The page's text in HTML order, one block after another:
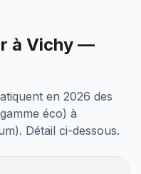
à Vichy —
en 2026 des
éco) à
Détail ci-dessous.